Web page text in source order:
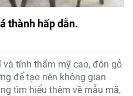
thành hấp dẫn.
và tính thẩm mỹ cao, đôn gỗ
để tạo nên không gian
tìm hiểu thêm về mẫu mã,